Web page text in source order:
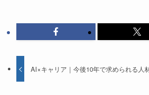
AI×キャリア｜今後10年で求められる人